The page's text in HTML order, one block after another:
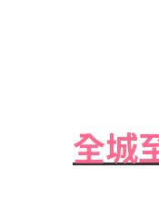
全城